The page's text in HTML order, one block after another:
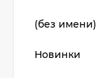
(без имени)
Новинки